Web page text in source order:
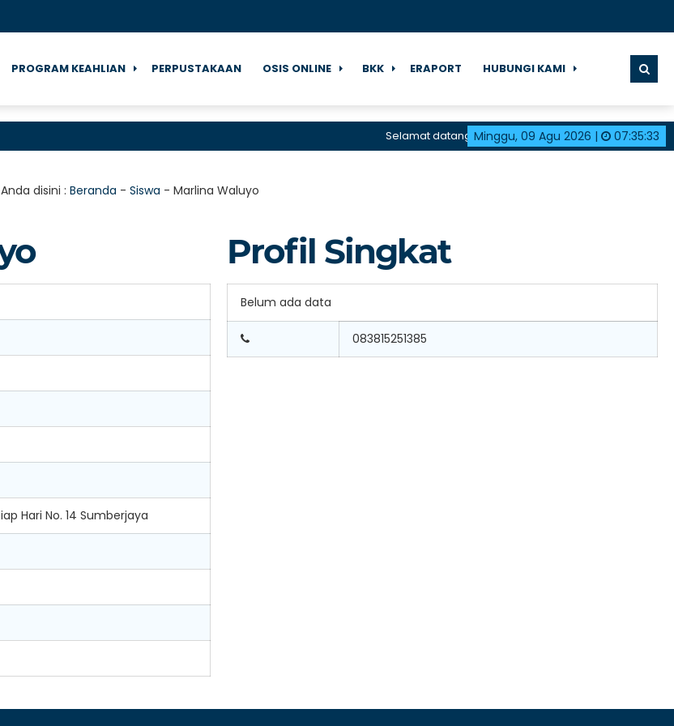
PROGRAM KEAHLIAN PERPUSTAKAAN OSIS ONLINE BKK ERAPORT HUBUNGI KAMI
Minggu, 09 Agu 2026 | 07:35:33
Selamat datang di halaman resmi SMK Negeri 1
Anda disini : Beranda - Siswa - Marlina Waluyo
Hari No. 14 Sumberjaya
Profil Singkat
Belum ada data
083815251385